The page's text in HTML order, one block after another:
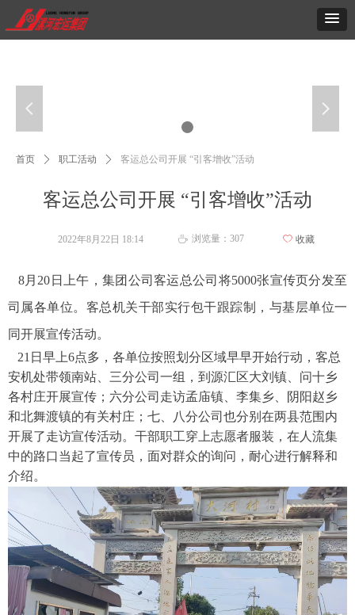
넳 넲
客运总公司开展 “引客增收”活动
首页 ꄲ 职工活动 ꄲ 客运总公司开展 “引客增收”活动
8月20日上午 ，集团公司客运总公司将5000张宣传页分发至
司属各单位。客总机关干部实行包干跟踪制，与基层单位一
同开展宣传活动。
21日早上6点多，各单位按照划分区域早早开始行动，客总
安机处带领南站、三分公司一组，到源汇区大刘镇、问十乡
各村庄开展宣传；六分公司走访孟庙镇、李集乡、阴阳赵乡
和北舞渡镇的有关村庄；七、八分公司也分别在两县范围内
开展了走访宣传活动。干部职工穿上志愿者服装，在人流集
中的路口当起了宣传员，面对群众的询问，耐心进行解释和
介绍。
2022年8月22日 18:14 ꄘ 浏览量： 307 ꄀ 收藏